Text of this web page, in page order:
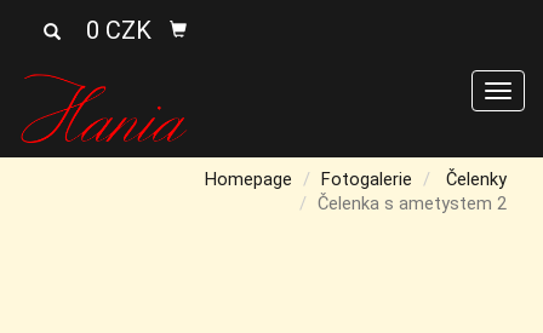
0 CZK
Homepage Fotogalerie
Čelenky
Čelenka s ametystem 2